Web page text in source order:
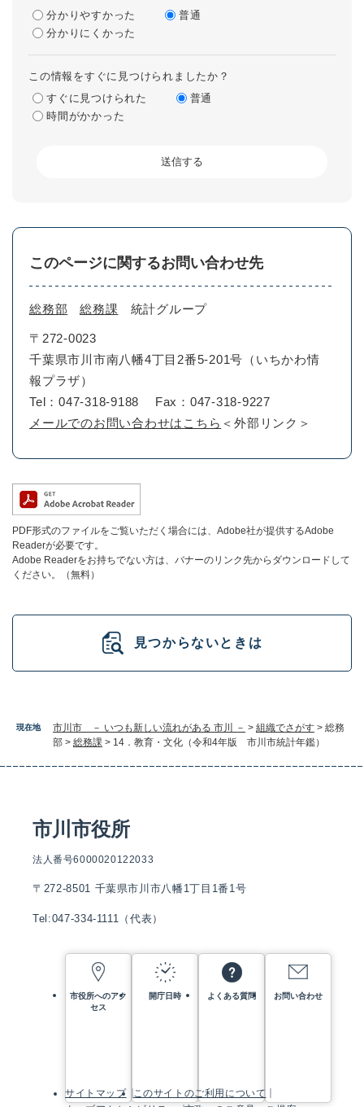
現在地 市川市 － いつも新しい流れがある 市川 － > 組織でさがす > 総務
部 > 総務課 > 14．教育・文化（令和4年版 市川市統計年鑑）
分かりやすかった
普通
分かりにくかった
この情報をすぐに見つけられましたか？
すぐに見つけられた
普通
時間がかかった
このページに関するお問い合わせ先
総務部 総務課 統計グループ
〒272-0023
千葉県市川市南八幡4丁目2番5-201号（いちかわ情
報プラザ）
Tel：047-318-9188
Fax：047-318-9227
メールでのお問い合わせはこちら ＜外部リンク＞
PDF形式のファイルをご覧いただく場合には、Adobe社が提供するAdobe
Readerが必要です。
Adobe Readerをお持ちでない方は、バナーのリンク先からダウンロードして
ください。（無料）
見つからないときは
市川市役所
法人番号6000020122033
〒272-8501 千葉県市川市八幡1丁目1番1号
Tel:047-334-1111（代表）
市役所へのアク
セス
開庁日時 よくある質問 お問い合わせ
サイトマップ
このサイトのご利用について